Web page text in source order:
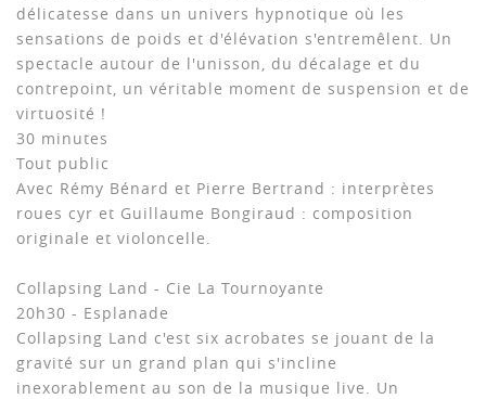
délicatesse dans un univers hypnotique où les
sensations de poids et d'élévation s'entremêlent. Un
spectacle autour de l'unisson, du décalage et du
contrepoint, un véritable moment de suspension et de
virtuosité !
30 minutes
Tout public
Avec Rémy Bénard et Pierre Bertrand : interprètes
roues cyr et Guillaume Bongiraud : composition
originale et violoncelle.
Collapsing Land - Cie La Tournoyante
20h30 - Esplanade
Collapsing Land c'est six acrobates se jouant de la
gravité sur un grand plan qui s'incline
inexorablement au son de la musique live. Un